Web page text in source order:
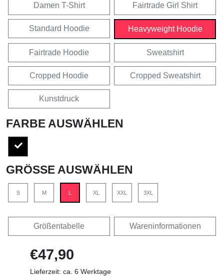
Damen T-Shirt Fairtrade Girl Shirt
Standard Hoodie Heavyweight Hoodie
Fairtrade Hoodie Sweatshirt
Cropped Hoodie Cropped Sweatshirt
Kunstdruck
FARBE AUSWÄHLEN
GRÖSSE AUSWÄHLEN
S M L XL XXL 3XL
Größentabelle Wareninformationen
€47,90
Lieferzeit: ca. 6 Werktage